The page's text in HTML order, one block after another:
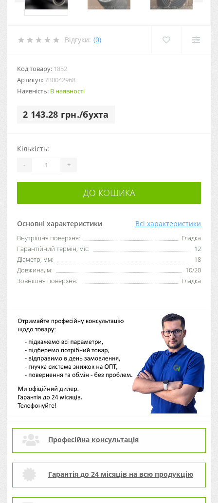
Відгуки: (0)
Код товару: 1852
Артикул:730042968
Наявність: В наявності
2 143.28 грн./бухта
Основні характеристики Всі характеристики
Внутрішня поверхня:
Гладка
Гарантійний термін, міс:
12
Діаметр, мм:
18
Довжина, м:
10/20
Зовнішня поверхня:
Гладка
Кількість:
- +
ДО КОШИКА
Професійна консультація
Гарантія до 24 місяців на всю продукцію